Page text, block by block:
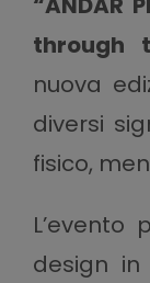
through
nuova
diversi
fisico,
design